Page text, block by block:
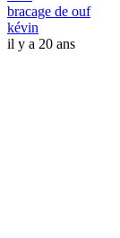
bracage de ouf
kévin
il y a 20 ans